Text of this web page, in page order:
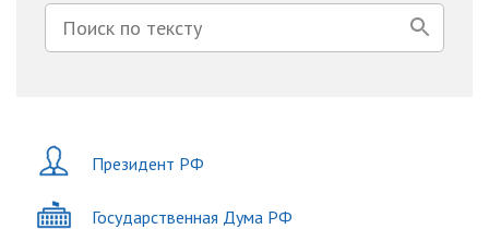
Президент РФ
Государственная Дума РФ